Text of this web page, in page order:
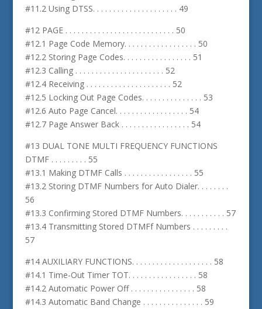
#11.2 Using DTSS. . . . . . . . . . . . . . . . . . . . . 49
#12 PAGE . . . . . . . . . . . . . . . . . . . . . . . . . . . 50
#12.1 Page Code Memory. . . . . . . . . . . . . . . . . . 50
#12.2 Storing Page Codes. . . . . . . . . . . . . . . . . 51
#12.3 Calling . . . . . . . . . . . . . . . . . . . . . . 52
#12.4 Receiving . . . . . . . . . . . . . . . . . . . . . 52
#12.5 Locking Out Page Codes. . . . . . . . . . . . . . . 53
#12.6 Auto Page Cancel. . . . . . . . . . . . . . . . . . 54
#12.7 Page Answer Back . . . . . . . . . . . . . . . . . 54
#13 DUAL TONE MULTI FREQUENCY FUNCTIONS
DTMF . . . . . . . . . 55
#13.1 Making DTMF Calls . . . . . . . . . . . . . . . . . 55
#13.2 Storing DTMF Numbers for Auto Dialer. . . . . . . .
56
#13.3 Confirming Stored DTMF Numbers. . . . . . . . . . . 57
#13.4 Transmitting Stored DTMFf Numbers . . . . . . . . .
57
#14 AUXILIARY FUNCTIONS. . . . . . . . . . . . . . . . . . . . 58
#14.1 Time-Out Timer TOT. . . . . . . . . . . . . . . . . 58
#14.2 Automatic Power Off . . . . . . . . . . . . . . . . 58
#14.3 Automatic Band Change . . . . . . . . . . . . . . . 59